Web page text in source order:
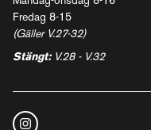
Fredag 8-15
(Gäller V.27-32)
Stängt: V.28 - V.32